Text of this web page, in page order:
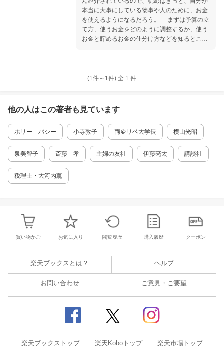
本当に大事にしている物事や人のために、お金
を使えるようになるだろう。 まずは予算の立
て方、使うお金をどのように調整するか、使う
お金と貯めるお金の仕分け方などを知るところ
に身につけたお金の習慣はそのまま一生変わら
つきあっていこう！ お金の管理、予算の立て
方、貯金、投資、お金を稼ぐ方法、オンライン
ショッピング、スマホやゲームアプリとお金の
トラブル…… アオハル（青春）世代が賢くお金
章 自分のお金、どう管理している？ 2章 そ
もそも、お金って何？ 3章 自分のお金につい
ントを贈るとき 12章 チャリティ活動 13章
貯金を始めよう 14章 銀行のこと、知って
る？ 15章 仕事と給与 16章 大学生の教育資
屋を借りる、ローンで家を買う 19章 お金を
借りる 20章 ギャンブルって何？ 21章 投資
って何？ 22章 保険って何？
(1件～ 1件) 全 1 件
他の人はこの著者も見ています
ホリー バシー 小寺敦子 両＠リベ大学長 横山光昭
泉美智子 斎藤 孝 主婦の友社 伊藤亮太 講談社
税理士・大河内薫
買い物かご お気に入り 閲覧履歴 購入履歴 クーポン
楽天ブックスとは？ ヘルプ
お問い合わせ ご意見・ご要望
楽天ブックストップ 楽天Koboトップ 楽天市場トップ